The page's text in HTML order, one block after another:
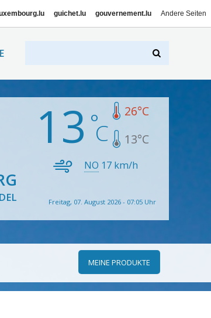
guichet.lu gouvernement.lu Andere Seiten
13 26°C
13°C
NO 17 km/h
Freitag, 07. August 2026 - 07:05 Uhr
MEINE PRODUKTE